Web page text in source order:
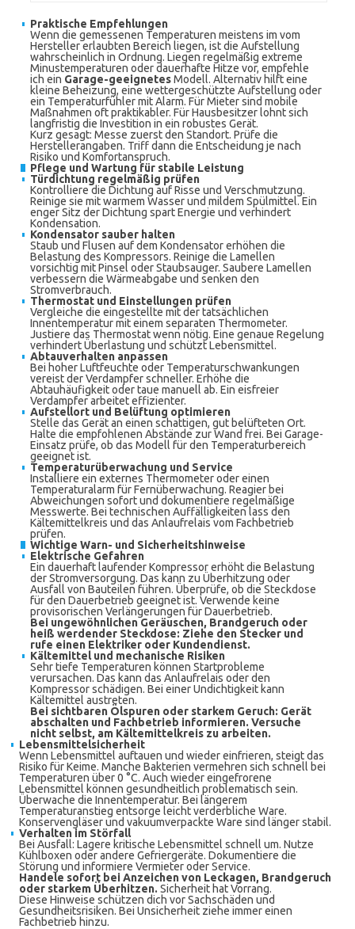
Praktische Empfehlungen
Wenn die gemessenen Temperaturen meistens im vom
Hersteller erlaubten Bereich liegen, ist die Aufstellung
wahrscheinlich in Ordnung. Liegen regelmäßig extreme
Minustemperaturen oder dauerhafte Hitze vor, empfehle
ich ein Garage-geeignetesModell. Alternativ hilft eine
kleine Beheizung, eine wettergeschützte Aufstellung oder
ein Temperaturfühler mit Alarm. Für Mieter sind mobile
Maßnahmen oft praktikabler. Für Hausbesitzer lohnt sich
langfristig die Investition in ein robustes Gerät.
Kurz gesagt: Messe zuerst den Standort. Prüfe die
Herstellerangaben. Triff dann die Entscheidung je nach
Risiko und Komfortanspruch.
Pflege und Wartung für stabile Leistung
Türdichtung regelmäßig prüfen
Kontrolliere die Dichtung auf Risse und Verschmutzung.
Reinige sie mit warmem Wasser und mildem Spülmittel. Ein
enger Sitz der Dichtung spart Energie und verhindert
Kondensation.
Kondensator sauber halten
Staub und Flusen auf dem Kondensator erhöhen die
Belastung des Kompressors. Reinige die Lamellen
vorsichtig mit Pinsel oder Staubsauger. Saubere Lamellen
verbessern die Wärmeabgabe und senken den
Stromverbrauch.
Thermostat und Einstellungen prüfen
Vergleiche die eingestellte mit der tatsächlichen
Innentemperatur mit einem separaten Thermometer.
Justiere das Thermostat wenn nötig. Eine genaue Regelung
verhindert Überlastung und schützt Lebensmittel.
Abtauverhalten anpassen
Bei hoher Luftfeuchte oder Temperaturschwankungen
vereist der Verdampfer schneller. Erhöhe die
Abtauhäufigkeit oder taue manuell ab. Ein eisfreier
Verdampfer arbeitet effizienter.
Aufstellort und Belüftung optimieren
Stelle das Gerät an einen schattigen, gut belüfteten Ort.
Halte die empfohlenen Abstände zur Wand frei. Bei Garage-
Einsatz prüfe, ob das Modell für den Temperaturbereich
geeignet ist.
Temperaturüberwachung und Service
Installiere ein externes Thermometer oder einen
Temperaturalarm für Fernüberwachung. Reagier bei
Abweichungen sofort und dokumentiere regelmäßige
Messwerte. Bei technischen Auffälligkeiten lass den
Kältemittelkreis und das Anlaufrelais vom Fachbetrieb
prüfen.
Wichtige Warn- und Sicherheitshinweise
Elektrische Gefahren
Ein dauerhaft laufender Kompressor erhöht die Belastung
der Stromversorgung. Das kann zu Überhitzung oder
Ausfall von Bauteilen führen. Überprüfe, ob die Steckdose
für den Dauerbetrieb geeignet ist. Verwende keine
provisorischen Verlängerungen für Dauerbetrieb.
Bei ungewöhnlichen Geräuschen, Brandgeruch oder
heiß werdender Steckdose: Ziehe den Stecker und
rufe einen Elektriker oder Kundendienst.
Kältemittel und mechanische Risiken
Sehr tiefe Temperaturen können Startprobleme
verursachen. Das kann das Anlaufrelais oder den
Kompressor schädigen. Bei einer Undichtigkeit kann
Kältemittel austreten.
Bei sichtbaren Ölspuren oder starkem Geruch: Gerät
abschalten und Fachbetrieb informieren. Versuche
nicht selbst, am Kältemittelkreis zu arbeiten.
Lebensmittelsicherheit
Wenn Lebensmittel auftauen und wieder einfrieren, steigt das
Risiko für Keime. Manche Bakterien vermehren sich schnell bei
Temperaturen über 0 °C. Auch wieder eingefrorene
Lebensmittel können gesundheitlich problematisch sein.
Überwache die Innentemperatur. Bei längerem
Temperaturanstieg entsorge leicht verderbliche Ware.
Konservengläser und vakuumverpackte Ware sind länger stabil.
Verhalten im Störfall
Bei Ausfall: Lagere kritische Lebensmittel schnell um. Nutze
Kühlboxen oder andere Gefriergeräte. Dokumentiere die
Störung und informiere Vermieter oder Service.
Handele sofort bei Anzeichen von Leckagen, Brandgeruch
oder starkem Überhitzen. Sicherheit hat Vorrang.
Diese Hinweise schützen dich vor Sachschäden und
Gesundheitsrisiken. Bei Unsicherheit ziehe immer einen
Fachbetrieb hinzu.